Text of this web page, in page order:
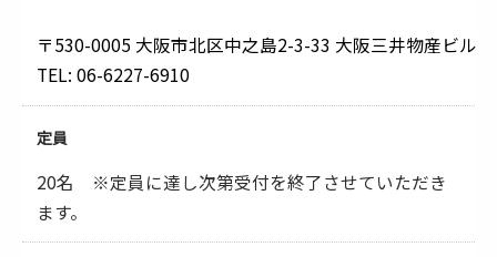
〒530-0005 大阪市北区中之島2-3-33 大阪三井物産ビル
TEL: 06-6227-6910
定員
20名 ※定員に達し次第受付を終了させていただき
ます。